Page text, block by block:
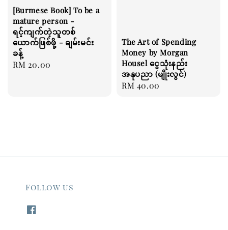
[Burmese Book] To be a
mature person -
ရင့်ကျက်တဲ့သူတစ်
ယောက်ဖြစ်ဖို့ - ချမ်းမင်း
ခန့်
Regular
RM 20.00
The Art of Spending
Money by Morgan
Housel ငွေသုံးနည်း
အနုပညာ (မျိုးလွင်)
Regular
RM 40.00
Follow us